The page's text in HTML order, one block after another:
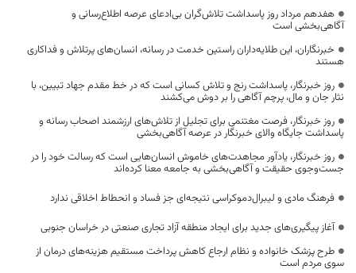
هفدهم مرداد روز پاسداشت تلاش‌گران بی‌ادعای عرصه اطلاع‌رسانی و
آگاهی‌بخشی است
خبرنگاران، این طلایه‌داران راستین خدمت در رسانه، انسان‌های پرتلاش و فداکاری
هستند
روز خبرنگار، پاسداشت رنج و تلاش کسانی است که در خط مقدم جهاد تبیین، با
نثار جان و مال، پرچم آگاهی را بر دوش می‌کشند
روز خبرنگار، فرصت مغتنمی برای تجلیل از تلاش‌های ارزشمند اصحاب رسانه و
پاسداشت جایگاه والای خبرنگار در عرصه آگاهی‌بخشی
روز خبرنگار، یادآور مجاهدت‌های خاموش انسان‌هایی است که رسالت خود را در
جست‌وجوی حقیقت و آگاهی‌بخشی به جامعه معنا کرده‌اند
فرهنگ مادی و لیبرال‌دموکراسی نتیجه‌ای جز فساد و انحطاط اخلاقی ندارد
آغاز پیگیری‌های جدید برای ایجاد منطقه آزاد تجاری صنعتی در خراسان جنوبی
طرح پزشک خانواده و نظام ارجاع کاهش پرداخت مستقیم هزینه‌های درمان از
سوی مردم است